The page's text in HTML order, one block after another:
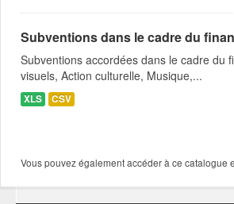
Subventions dans le cadre du
Subventions accordées dans le cadre du
visuels, Action culturelle, Musique,...
XLS CSV
Vous pouvez également accéder à ce catalogue